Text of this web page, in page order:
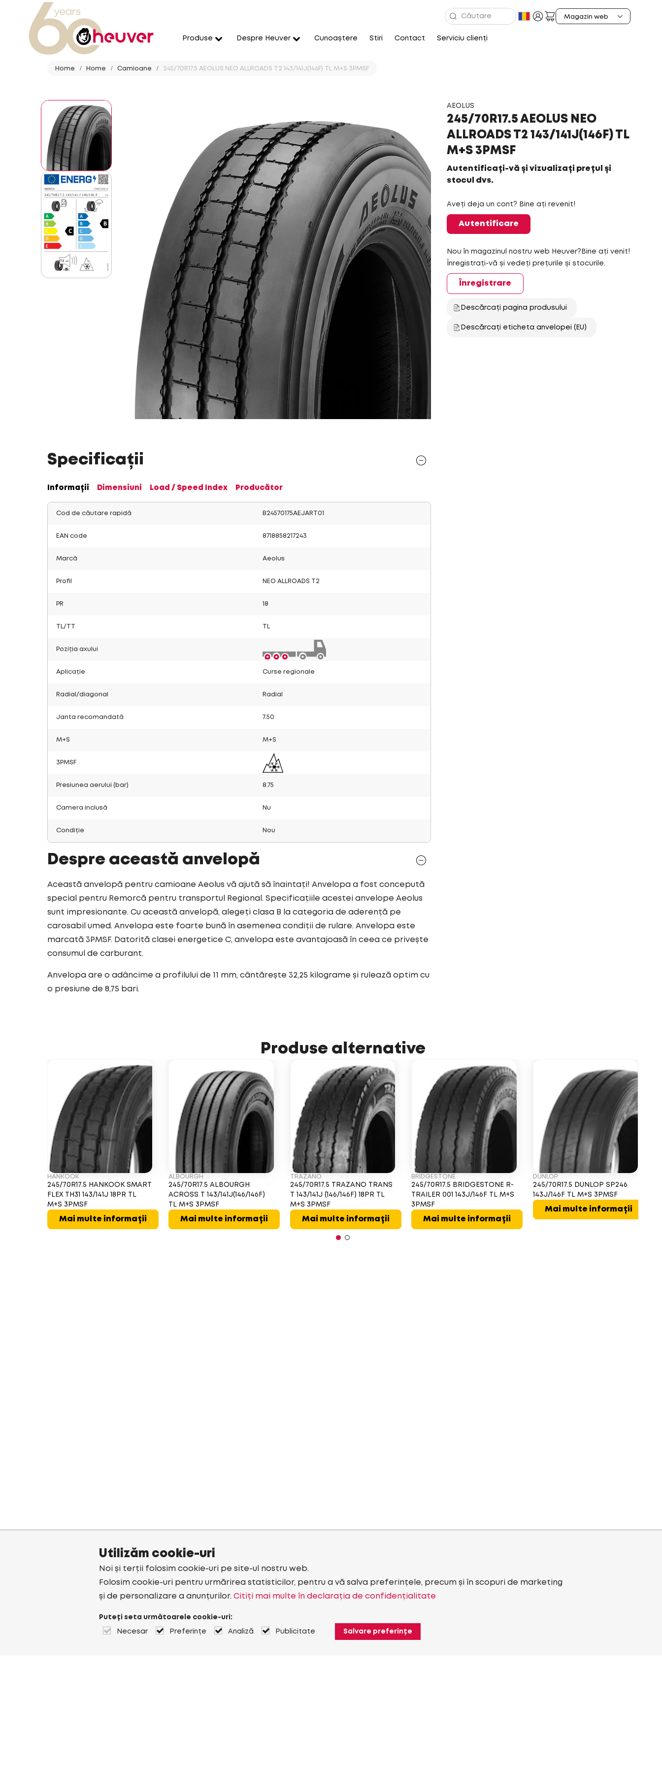
Produse Despre Heuver Cunoaștere Stiri Contact Serviciu clienți
Home Home Camioane 245/70R17.5 AEOLUS NEO ALLROADS T2 143/141J(146F) TL M+S 3PMSF
AEOLUS
245/70R17.5 AEOLUS NEO
ALLROADS T2 143/141J(146F) TL
M+S 3PMSF
Autentificați-vă și vizualizați prețul și
stocul dvs.
Aveți deja un cont? Bine ați revenit!
Autentificare
Nou în magazinul nostru web Heuver?Bine ați venit!
Înregistrați-vă și vedeți prețurile și stocurile.
Înregistrare
Descărcați pagina produsului
Descărcați eticheta anvelopei (EU)
Specificații
Informații Dimensiuni Load / Speed Index Producător
Cod de căutare rapidă B24570175AEJART01
EAN code 8718858217243
Marcă Aeolus
Profil NEO ALLROADS T2
PR 18
TL/TT
Poziția axului
Aplicație Curse regionale
Radial/diagonal Radial
Janta recomandată 7.50
M+S M+S
3PMSF
Presiunea aerului (bar) 8.75
Camera inclusă Nu
Condiție Nou
Despre această anvelopă
Această anvelopă pentru camioane Aeolus vă ajută să înaintați! Anvelopa a fost concepută
special pentru Remorcă pentru transportul Regional. Specificațiile acestei anvelope Aeolus
sunt impresionante. Cu această anvelopă, alegeți clasa B la categoria de aderență pe
carosabil umed. Anvelopa este foarte bună în asemenea condiții de rulare. Anvelopa este
marcată 3PMSF. Datorită clasei energetice C, anvelopa este avantajoasă în ceea ce privește
consumul de carburant.
Anvelopa are o adâncime a profilului de 11 mm, cântărește 32,25 kilograme și rulează optim cu
o presiune de 8,75 bari.
Produse alternative
HANKOOK
245/70R17.5 HANKOOK SMART
FLEX TH31 143/141J 18PR TL
M+S 3PMSF
Mai multe informații
ALBOURGH
245/70R17.5 ALBOURGH
ACROSS T 143/141J(146/146F)
TL M+S 3PMSF
Mai multe informații
TRAZANO
245/70R17.5 TRAZANO TRANS
T 143/141J (146/146F) 18PR TL
M+S 3PMSF
Mai multe informații
BRIDGESTONE
245/70R17.5 BRIDGESTONE R-
TRAILER 001 143J/146F TL M+S
3PMSF
Mai multe informații
DUNLOP
245/70R17.5 DUNLOP SP246
143J/146F TL M+S 3PMSF
Mai multe informații
Utilizăm cookie-uri
Noi și terții folosim cookie-uri pe site-ul nostru web.
Folosim cookie-uri pentru urmărirea statisticilor, pentru a vă salva preferințele, precum și în scopuri de marketing
și de personalizare a anunțurilor. Citiți mai multe în declarația de confidențialitate
Puteți seta următoarele cookie-uri:
Necesar Preferințe Analiză Publicitate Salvare preferințe